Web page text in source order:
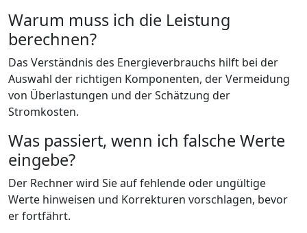
Warum muss ich die Leistung
berechnen?
Das Verständnis des Energieverbrauchs hilft bei der
Auswahl der richtigen Komponenten, der Vermeidung
von Überlastungen und der Schätzung der
Stromkosten.
Was passiert, wenn ich falsche Werte
eingebe?
Der Rechner wird Sie auf fehlende oder ungültige
Werte hinweisen und Korrekturen vorschlagen, bevor
er fortfährt.